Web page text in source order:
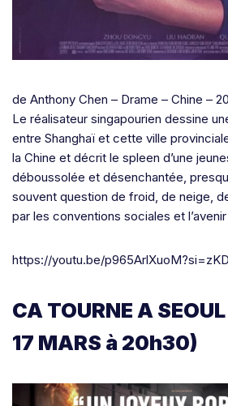
de Anthony Chen – Drame – Chine –
Le réalisateur singapourien dessine
entre Shanghaï et cette ville
la Chine et décrit le spleen d’une
déboussolée et désenchantée,
souvent question de froid, de neige,
par les conventions sociales et
https://youtu.be/
CA TOURNE A
17 MARS à 20h30)